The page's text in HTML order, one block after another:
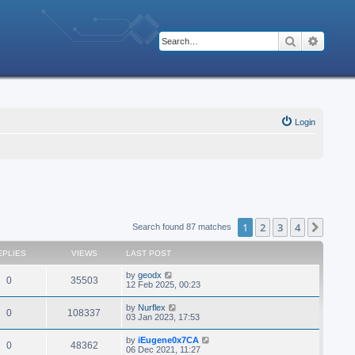
Search
Login
Search found 87 matches 1 2 3 4
VIEWS LAST POST
0 35503 by geodx
12 Feb 2025, 00:23
0 108337 by Nurflex
03 Jan 2023, 17:53
0 48362 by iEugene0x7CA
06 Dec 2021, 11:27